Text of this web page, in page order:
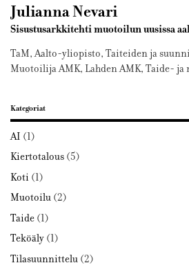
Julianna Nevari
Sisustusarkkitehti muotoilun uusissa
TaM, Aalto-yliopisto, Taiteiden ja
Muotoilija AMK, Lahden AMK, Taide-
Kategoriat
AI (1)
Kiertotalous (5)
Koti (1)
Muotoilu (2)
Taide (1)
Teköäly (1)
Tilasuunnittelu (2)